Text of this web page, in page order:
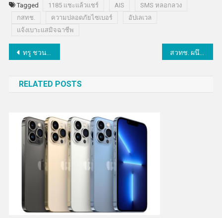
Tagged 1185 แชะแล้วแชร์ AIS
SMS หลอกลวง
กสทช.
ความปลอดภัยไซเบอร์
อัปเลเวล
แจ้งเบาะแสมิจฉาชีพ
แนะแนว
ทรู ชวนคอเกมรวมพลที่บูธ True dtac 5G x TrueID ในงาน gamescom asia x Thailand Game Show 2025
RELATED POSTS